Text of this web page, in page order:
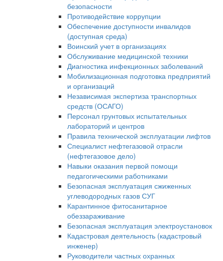
безопасности
Противодействие коррупции
Обеспечение доступности инвалидов
(доступная среда)
Воинский учет в организациях
Обслуживание медицинской техники
Диагностика инфекционных заболеваний
Мобилизационная подготовка предприятий
и организаций
Независимая экспертиза транспортных
средств (ОСАГО)
Персонал грунтовых испытательных
лабораторий и центров
Правила технической эксплуатации лифтов
Специалист нефтегазовой отрасли
(нефтегазовое дело)
Навыки оказания первой помощи
педагогическими работниками
Безопасная эксплуатация сжиженных
углеводородных газов СУГ
Карантинное фитосанитарное
обеззараживание
Безопасная эксплуатация электроустановок
Кадастровая деятельность (кадастровый
инженер)
Руководители частных охранных